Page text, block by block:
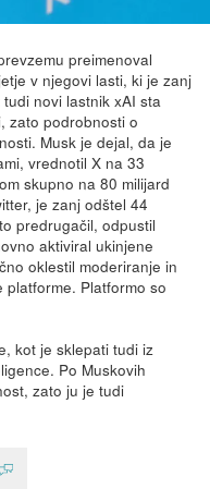
preimenoval
v njegovi lasti, ki je zanj
novi lastnik xAI sta
zato podrobnosti o
Musk je dejal, da je
vrednotil X na 33
skupno na 80 milijard
je zanj odštel 44
predrugačil, odpustil
aktiviral ukinjene
oklestil moderiranje in
Platformo so
kot je sklepati tudi iz
Po Muskovih
zato ju je tudi